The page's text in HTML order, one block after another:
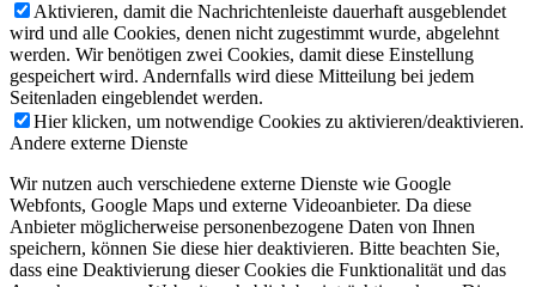
Aktivieren, damit die Nachrichtenleiste dauerhaft ausgeblendet
wird und alle Cookies, denen nicht zugestimmt wurde, abgelehnt
werden. Wir benötigen zwei Cookies, damit diese Einstellung
gespeichert wird. Andernfalls wird diese Mitteilung bei jedem
Seitenladen eingeblendet werden.
Hier klicken, um notwendige Cookies zu aktivieren/deaktivieren.
Andere externe Dienste
Wir nutzen auch verschiedene externe Dienste wie Google
Webfonts, Google Maps und externe Videoanbieter. Da diese
Anbieter möglicherweise personenbezogene Daten von Ihnen
speichern, können Sie diese hier deaktivieren. Bitte beachten Sie,
dass eine Deaktivierung dieser Cookies die Funktionalität und das